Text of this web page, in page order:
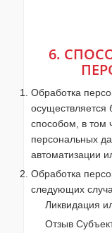
6.
Обработка
осуществляется
способом, в том
персональных
автоматизации
Обработка
следующих
Ликвидация
Отзыв